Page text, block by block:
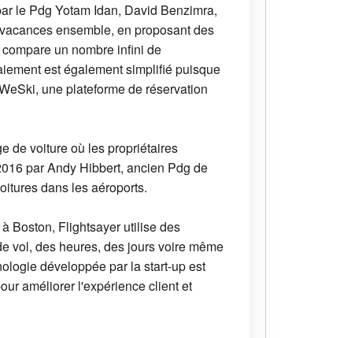
le Pdg Yotam Idan, David Benzimra,
ensemble, en proposant des
un nombre infini de
est également simplifié puisque
une plateforme de réservation
de voiture où les propriétaires
par Andy Hibbert, ancien Pdg de
dans les aéroports.
Boston, Flightsayer utilise des
vol, des heures, des jours voire même
développée par la start-up est
améliorer l'expérience client et